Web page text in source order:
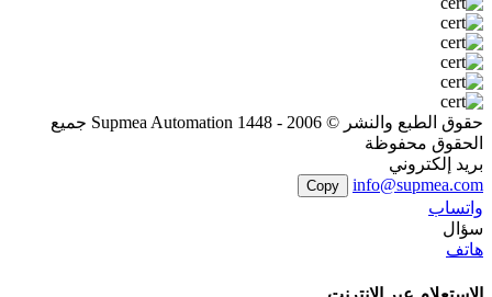
حقوق الطبع والنشر © 2006 - 1448 Supmea Automation جميع
الحقوق محفوظة
بريد إلكتروني
info@supmea.com
Copy
واتساب
سؤال
هاتف